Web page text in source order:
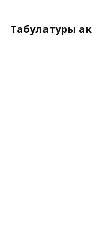
Табулатуры